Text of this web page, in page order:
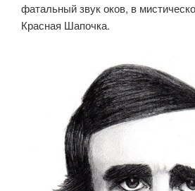
фатальный звук оков, в
Красная Шапочка.